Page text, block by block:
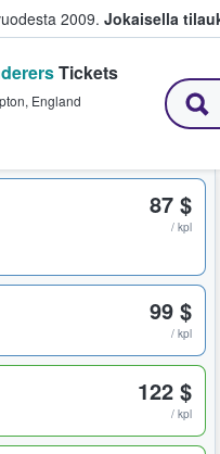
2009. Jokaisella
lippuja
Tickets
, England
87 $
/ kpl
99 $
/ kpl
122 $
/ kpl